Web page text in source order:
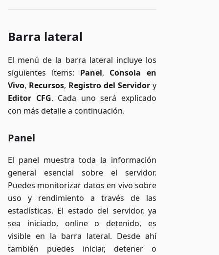
Barra lateral
El menú de la barra lateral incluye los
siguientes ítems: Panel, Consola en
Vivo, Recursos, Registro del Servidor y
Editor CFG. Cada uno será explicado
con más detalle a continuación.
Panel
El panel muestra toda la información
general esencial sobre el servidor.
Puedes monitorizar datos en vivo sobre
uso y rendimiento a través de las
estadísticas. El estado del servidor, ya
sea iniciado, online o detenido, es
visible en la barra lateral. Desde ahí
también puedes iniciar, detener o